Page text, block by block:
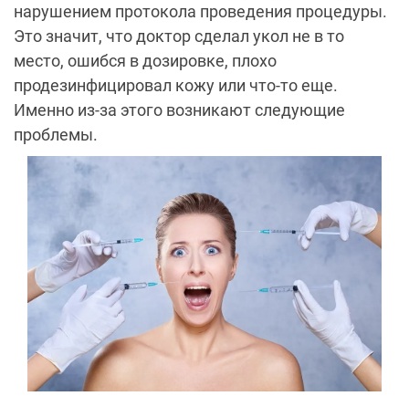
нарушением протокола проведения процедуры.
Это значит, что доктор сделал укол не в то
место, ошибся в дозировке, плохо
продезинфицировал кожу или что-то еще.
Именно из-за этого возникают следующие
проблемы.